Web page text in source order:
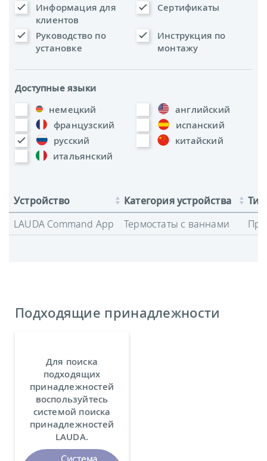
Информация для
клиентов
Сертификаты
Руководство по
установке
Инструкция по
монтажу
Доступные языки
немецкий
английский
французский
испанский
русский
китайский
итальянский
Устройство Категория устройства
LAUDA Command App
Термостаты с ваннами
Подходящие принадлежности
Для поиска
подходящих
принадлежностей
воспользуйтесь
системой поиска
принадлежностей
LAUDA.